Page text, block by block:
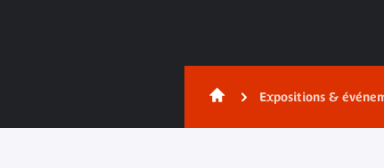
Expositions &